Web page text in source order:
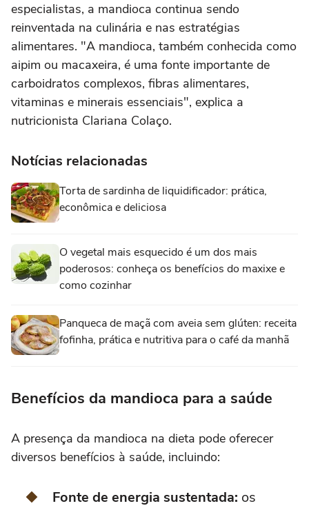
especialistas, a mandioca continua sendo
reinventada na culinária e nas estratégias
alimentares. "A mandioca, também conhecida como
aipim ou macaxeira, é uma fonte importante de
carboidratos complexos, fibras alimentares,
vitaminas e minerais essenciais", explica a
nutricionista Clariana Colaço.
Notícias relacionadas
Torta de sardinha de liquidificador: prática,
econômica e deliciosa
O vegetal mais esquecido é um dos mais
poderosos: conheça os benefícios do maxixe e
como cozinhar
Panqueca de maçã com aveia sem glúten: receita
fofinha, prática e nutritiva para o café da manhã
Benefícios da mandioca para a saúde
A presença da mandioca na dieta pode oferecer
diversos benefícios à saúde, incluindo:
Fonte de energia sustentada: os